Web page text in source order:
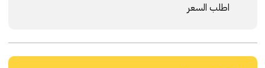
اطلب السعر